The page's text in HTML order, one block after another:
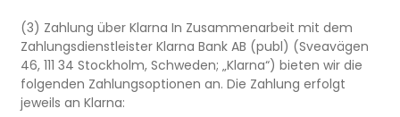
(3) Zahlung über Klarna In Zusammenarbeit mit dem
Zahlungsdienstleister Klarna Bank AB (publ) (Sveavägen
46, 111 34 Stockholm, Schweden; „Klarna“) bieten wir die
folgenden Zahlungsoptionen an. Die Zahlung erfolgt
jeweils an Klarna: